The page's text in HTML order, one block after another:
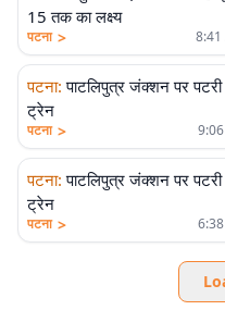
15 तक का लक्ष्य
पटना > 8:41
पटना: पाटलिपुत्र जंक्शन पर
ट्रेन
पटना >
पटना: पाटलिपुत्र जंक्शन पर
ट्रेन
पटना >